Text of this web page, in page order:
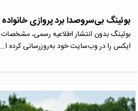
بوئینگ بی‌سروصدا برد پروازی خانواده ۷۷۷ ایکس را افزایش داد
ایکس را در وب‌سایت خود به‌روزرسانی کرده ا…